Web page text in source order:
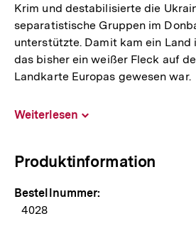
Krim und destabilisierte die
separatistische Gruppen im
unterstützte. Damit kam ein Land
das bisher ein weißer Fleck auf
Landkarte Europas gewesen war.
Weiterlesen
Produktinformation
Bestellnummer:
4028